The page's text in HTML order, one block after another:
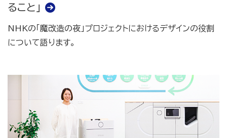
ること」
NHKの「魔改造の夜」プロジェクトにおけるデザインの役割
について語ります。